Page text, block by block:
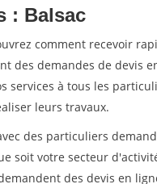
: Balsac
comment recevoir
des demandes de devis
services à tous les
leurs travaux.
des particuliers
soit votre secteur
des devis en